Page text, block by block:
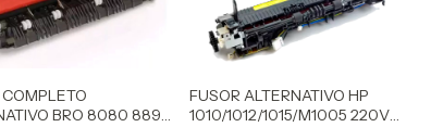
BRO 8080 8890
FUSOR ALTERNATIVO HP
1010/1012/1015/M1005 220V